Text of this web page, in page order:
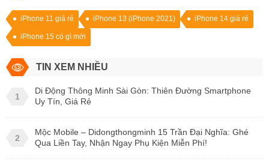
iPhone 11 giá rẻ iPhone 13 (iPhone 2021) iPhone 14 giá rẻ
iPhone 15 có gì mới
TIN XEM NHIỀU
1
Di Động Thông Minh Sài Gòn: Thiên Đường Smartphone
Uy Tín, Giá Rẻ
2
Mộc Mobile – Didongthongminh 15 Trần Đại Nghĩa: Ghé
Qua Liền Tay, Nhận Ngay Phụ Kiện Miễn Phí!